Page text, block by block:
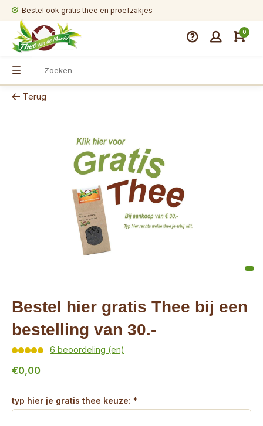
Bestel ook gratis thee en proefzakjes
0
Terug
Bestel hier gratis Thee bij een
bestelling van 30.-
6 beoordeling (en)
€0,00
typ hier je gratis thee keuze: *